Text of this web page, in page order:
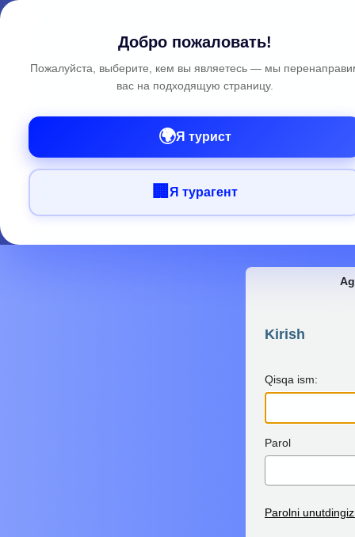
Kirish
Qisqa ism:
Parol
Parolni
Добро пожаловать!
Пожалуйста, выберите, кем вы являетесь — мы
вас на подходящую страницу.
🌍Я турист
🏢 Я турагент